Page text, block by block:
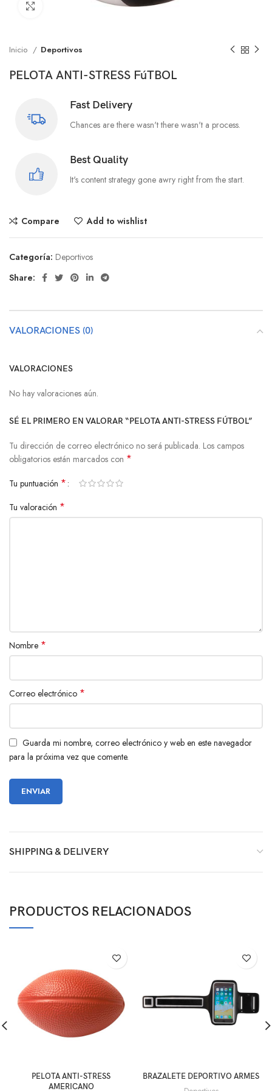
Click to enlarge
Inicio Deportivos
PELOTA ANTI-STRESS FúTBOL
Fast Delivery
Chances are there wasn't there wasn't a process.
Best Quality
It's content strategy gone awry right from the start.
Compare Add to wishlist
Categoría: Deportivos
Share:
VALORACIONES (0)
VALORACIONES
No hay valoraciones aún.
SÉ EL PRIMERO EN VALORAR “PELOTA ANTI-STRESS FÚTBOL”
Tu dirección de correo electrónico no será publicada. Los campos
obligatorios están marcados con *
Tu puntuación *
Tu valoración *
Nombre *
Correo electrónico *
Guarda mi nombre, correo electrónico y web en este navegador
para la próxima vez que comente.
SHIPPING & DELIVERY
PRODUCTOS RELACIONADOS
PELOTA ANTI-STRESS
AMERICANO
BRAZALETE DEPORTIVO ARMES